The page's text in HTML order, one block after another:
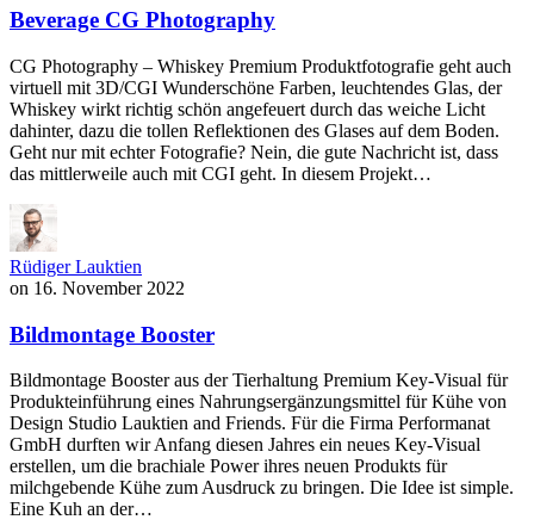
Beverage CG Photography
CG Photography – Whiskey Premium Produktfotografie geht auch
virtuell mit 3D/CGI Wunderschöne Farben, leuchtendes Glas, der
Whiskey wirkt richtig schön angefeuert durch das weiche Licht
dahinter, dazu die tollen Reflektionen des Glases auf dem Boden.
Geht nur mit echter Fotografie? Nein, die gute Nachricht ist, dass
das mittlerweile auch mit CGI geht. In diesem Projekt…
Rüdiger Lauktien
on 16. November 2022
Bildmontage Booster
Bildmontage Booster aus der Tierhaltung Premium Key-Visual für
Produkteinführung eines Nahrungsergänzungsmittel für Kühe von
Design Studio Lauktien and Friends. Für die Firma Performanat
GmbH durften wir Anfang diesen Jahres ein neues Key-Visual
erstellen, um die brachiale Power ihres neuen Produkts für
milchgebende Kühe zum Ausdruck zu bringen. Die Idee ist simple.
Eine Kuh an der…